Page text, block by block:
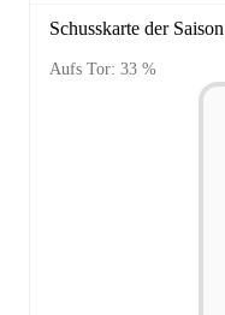
Schusskarte der Saison
Aufs Tor: 33 %